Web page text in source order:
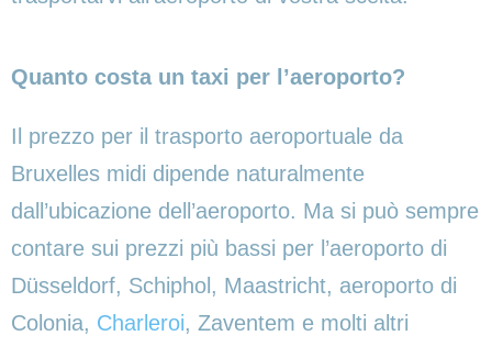
Quanto costa un taxi per l’aeroporto?
Il prezzo per il trasporto aeroportuale da
Bruxelles midi dipende naturalmente
dall’ubicazione dell’aeroporto. Ma si può sempre
contare sui prezzi più bassi per l’aeroporto di
Düsseldorf, Schiphol, Maastricht, aeroporto di
Colonia, Charleroi, Zaventem e molti altri